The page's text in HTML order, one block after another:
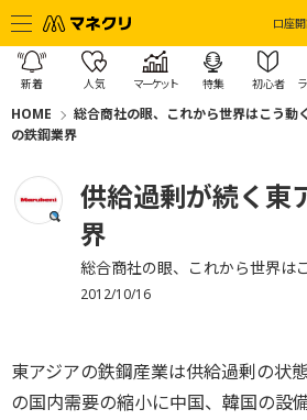
口座
新着 人気 マーケット 特集 初心者
HOME 総合商社の眼、これから世界はこう動く
の鉄鋼業界
供給過剰が続く東
界
総合商社の眼、これから世界は
2012/10/16
東アジアの鉄鋼産業は供給過剰の状
の国内需要の縮小に中国、韓国の設